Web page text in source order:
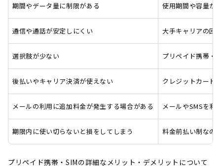
期間やデータ量に制限がある 使用期間や容量が
通信や通話が安定しにくい 大手キャリアの回
選択肢が少ない プリペイド携帯・
後払いやキャリア決済が使えない クレジットカード
メールの利用に追加料金が発生する場合がある メールやSMSを利
期限内に使い切らないと損をしてしまう 料金前払い制なの
プリペイド携帯・SIMの詳細なメリット・デメリットについて